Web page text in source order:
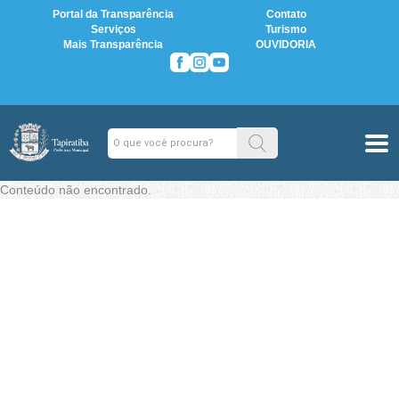
Portal da Transparência
Contato
Serviços
Turismo
Mais Transparência
OUVIDORIA
Conteúdo não encontrado.